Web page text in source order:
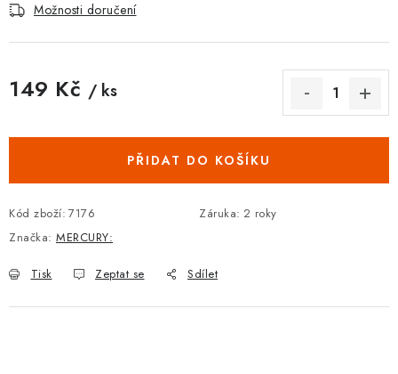
Jak nakupovat
Obchodní podmínky
Ochrana osobních údajů
Hodnocení obchodu
Možnosti doručení
149 Kč / ks
PŘIDAT DO KOŠÍKU
Kód zboží: 7176 Záruka: 2 roky
Značka: MERCURY:
Tisk Zeptat se Sdílet